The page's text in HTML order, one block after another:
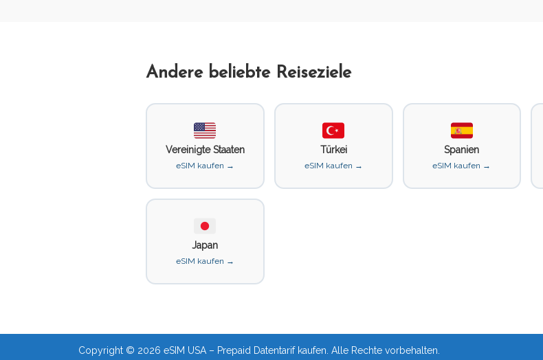
Andere beliebte Reiseziele
Vereinigte Staaten
eSIM kaufen →
Türkei
eSIM kaufen →
Spanien
eSIM kaufen →
Japan
eSIM kaufen →
Copyright © 2026 eSIM USA – Prepaid Datentarif kaufen. Alle Rechte vorbehalten.